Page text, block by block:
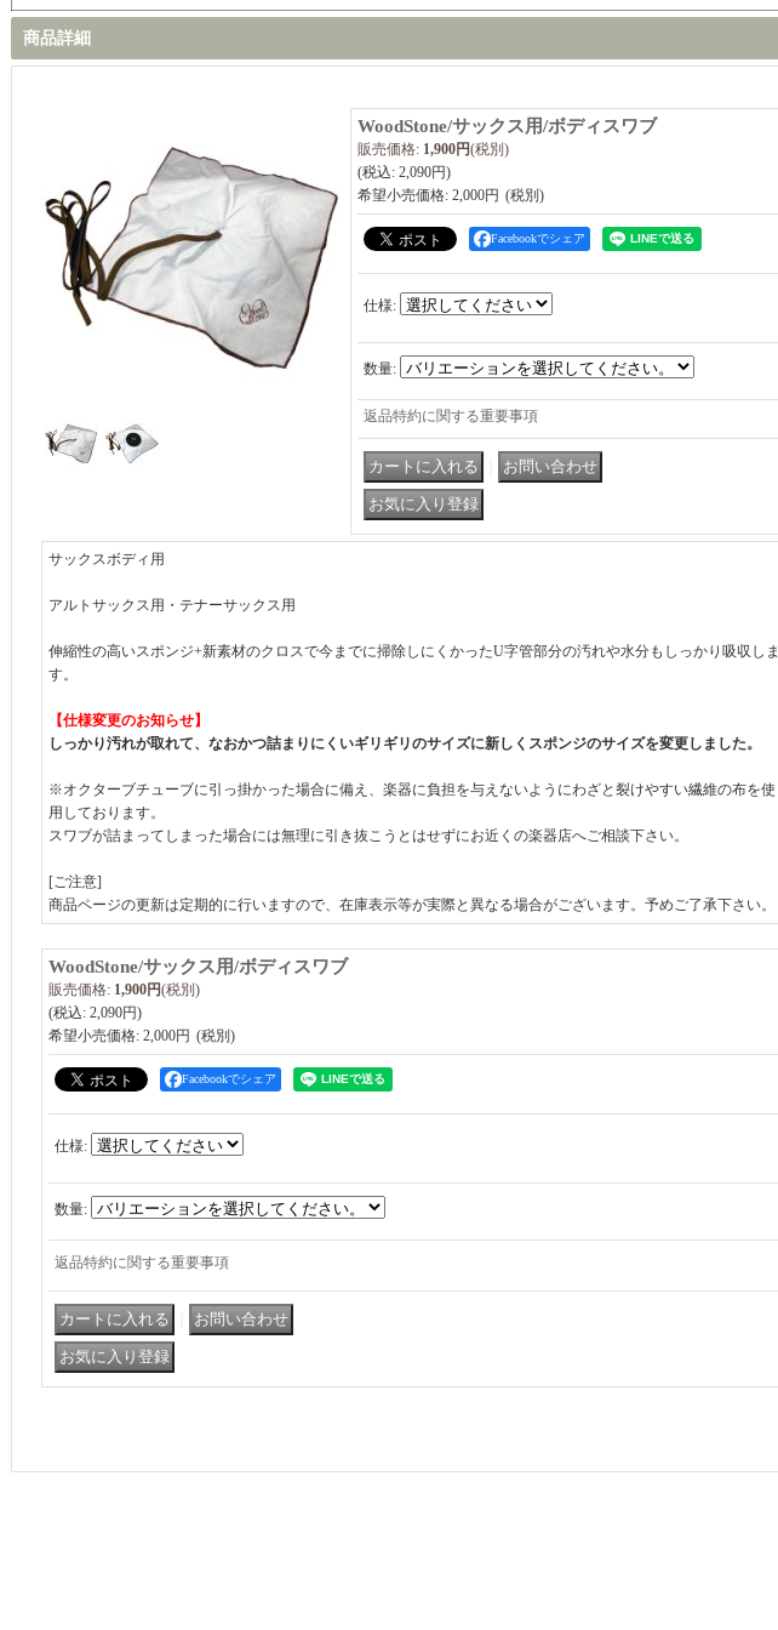
商品詳細
WoodStone/サックス用/ボディスワブ
販売価格: 1,900円(税別)
(税込: 2,090円)
希望小売価格: 2,000円
Facebookでシェア
仕様:
数量:
返品特約に関する重要事項
サックスボディ用
アルトサックス用・テナーサックス用
伸縮性の高いスポンジ+新素材のクロスで今までに掃除しにくかったU字管部分の汚れや水分もしっかり吸収しま
す。
【仕様変更のお知らせ】
しっかり汚れが取れて、なおかつ詰まりにくいギリギリのサイズに新しくスポンジのサイズを変更しました。
※オクターブチューブに引っ掛かった場合に備え、楽器に負担を与えないようにわざと裂けやすい繊維の布を使
用しております。
スワブが詰まってしまった場合には無理に引き抜こうとはせずにお近くの楽器店へご相談下さい。
[ご注意]
商品ページの更新は定期的に行いますので、在庫表示等が実際と異なる場合がございます。予めご了承下さい。
WoodStone/サックス用/ボディスワブ
販売価格: 1,900円(税別)
(税込: 2,090円)
希望小売価格: 2,000円
Facebookでシェア
仕様:
数量:
返品特約に関する重要事項